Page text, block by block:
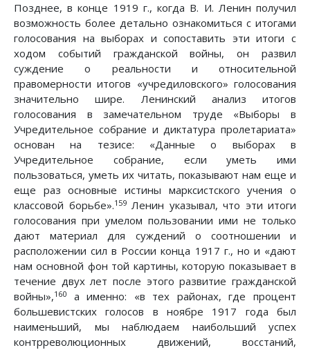
Позднее, в конце 1919 г., когда В. И. Ленин получил
возможность более детально ознакомиться с итогами
голосования на выборах и сопоставить эти итоги с
ходом событий гражданской войны, он развил
суждение о реальности и относительной
правомерности итогов «учредиловского» голосования
значительно шире. Ленинский анализ итогов
голосования в замечательном труде «Выборы в
Учредительное собрание и диктатура пролетариата»
основан на тезисе: «Данные о выборах в
Учредительное собрание, если уметь ими
пользоваться, уметь их читать, показывают нам еще и
еще раз основные истины марксистского учения о
классовой борьбе».159Ленин указывал, что эти итоги
голосования при умелом пользовании ими не только
дают материал для суждений о соотношении и
расположении сил в России конца 1917 г., но и «дают
нам основной фон той картины, которую показывает в
течение двух лет после этого развитие гражданской
войны»,160
а именно: «в тех районах, где процент
большевистских голосов в ноябре 1917 года был
наименьший, мы наблюдаем наибольший успех
контрреволюционных движений, восстаний,